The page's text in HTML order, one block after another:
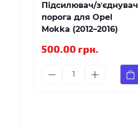
Підсилювач/зʼєднувач
порога для Opel
Mokka (2012–2016)
500.00 грн.